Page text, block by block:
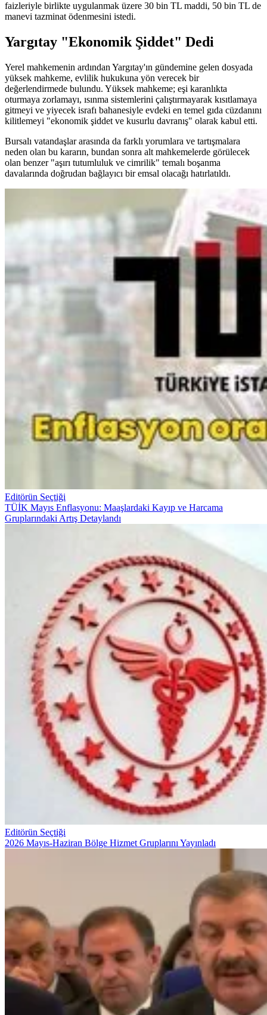
faizleriyle birlikte uygulanmak üzere 30 bin TL maddi, 50 bin TL de
manevi tazminat ödenmesini istedi.
Yargıtay "Ekonomik Şiddet" Dedi
Yerel mahkemenin ardından Yargıtay'ın gündemine gelen dosyada
yüksek mahkeme, evlilik hukukuna yön verecek bir
değerlendirmede bulundu. Yüksek mahkeme; eşi karanlıkta
oturmaya zorlamayı, ısınma sistemlerini çalıştırmayarak kısıtlamaya
gitmeyi ve yiyecek israfı bahanesiyle evdeki en temel gıda cüzdanını
kilitlemeyi "ekonomik şiddet ve kusurlu davranış" olarak kabul etti.
Bursalı vatandaşlar arasında da farklı yorumlara ve tartışmalara
neden olan bu kararın, bundan sonra alt mahkemelerde görülecek
olan benzer "aşırı tutumluluk ve cimrilik" temalı boşanma
davalarında doğrudan bağlayıcı bir emsal olacağı hatırlatıldı.
Editörün Seçtiği
TÜİK Mayıs Enflasyonu: Maaşlardaki Kayıp ve Harcama
Gruplarındaki Artış Detaylandı
Editörün Seçtiği
2026 Mayıs-Haziran Bölge Hizmet Gruplarını Yayınladı